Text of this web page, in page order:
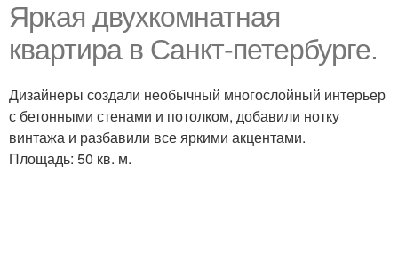
Яркая двухкомнатная
квартира в Санкт-петербурге.
Дизайнеры создали необычный многослойный интерьер
с бетонными стенами и потолком, добавили нотку
винтажа и разбавили все яркими акцентами.
Площадь: 50 кв. м.